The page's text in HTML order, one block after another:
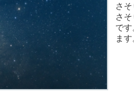
さ
さ
で
ま